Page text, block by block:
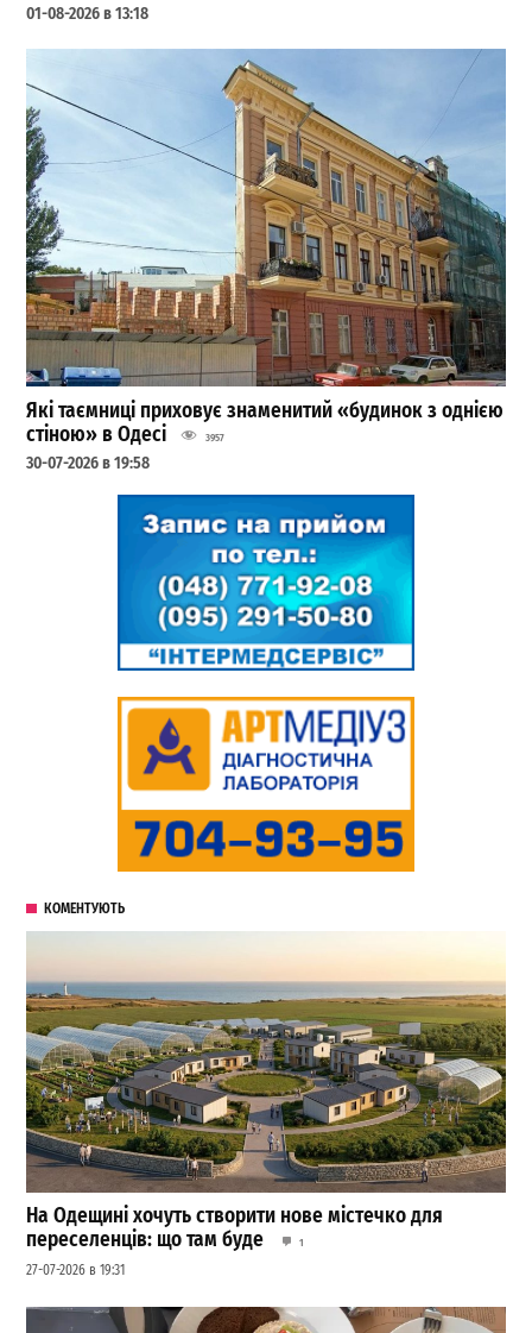
01-08-2026 в 13:18
Які таємниці приховує знаменитий «будинок з однією
стіною» в Одесі
3957
30-07-2026 в 19:58
КОМЕНТУЮТЬ
На Одещині хочуть створити нове містечко для
переселенців: що там буде
1
27-07-2026 в 19:31